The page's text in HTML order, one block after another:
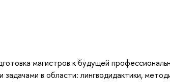
магистров к будущей
в области: лингводидактики,